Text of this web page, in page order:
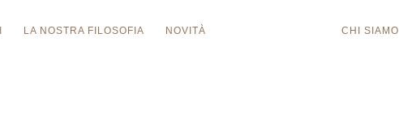
LA NOSTRA FILOSOFIA NOVITÀ CHI SIAMO